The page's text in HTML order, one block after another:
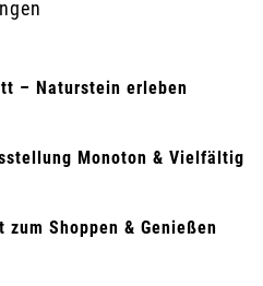
– Naturstein erleben
Monoton & Vielfältig
Shoppen & Genießen